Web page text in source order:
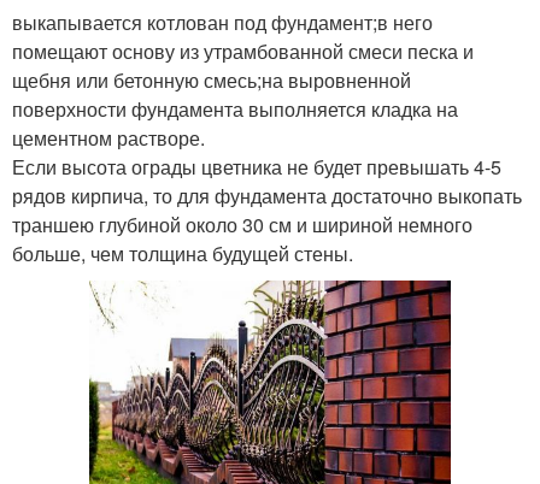
выкапывается котлован под фундамент;в него
помещают основу из утрамбованной смеси песка и
щебня или бетонную смесь;на выровненной
поверхности фундамента выполняется кладка на
цементном растворе.
Если высота ограды цветника не будет превышать 4-5
рядов кирпича, то для фундамента достаточно выкопать
траншею глубиной около 30 см и шириной немного
больше, чем толщина будущей стены.